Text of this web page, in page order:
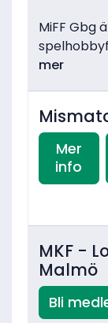
MiFF Gbg
mer
Mer
info
MKF -
Malmö
Bli